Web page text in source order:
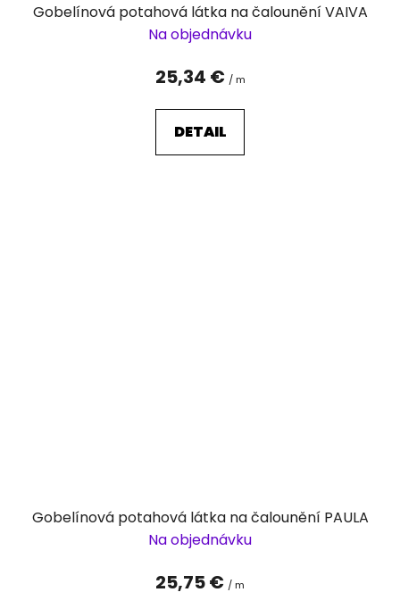
Gobelínová potahová látka na čalounění VAIVA
Na objednávku
25,34 € / m
DETAIL
Gobelínová potahová látka na čalounění PAULA
Na objednávku
25,75 € / m